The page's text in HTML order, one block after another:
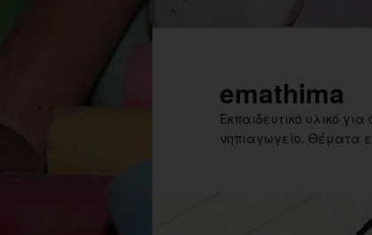
emathima
Εκπαιδευτικό υλικό
νηπιαγωγείο. Θέματα